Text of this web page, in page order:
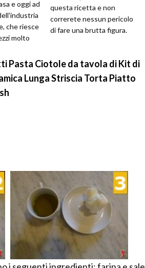
e oggi ad
che riesce
molto
questa ricetta e non
correrete nessun pericolo
di fare una brutta figura.
Pasta Ciotole da tavola di Kit di
Lunga Striscia Torta Piatto